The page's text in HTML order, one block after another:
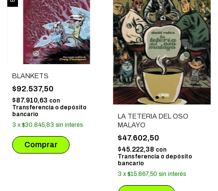
BLANKETS
$92.537,50
$87.910,63 con
Transferencia o depósito
bancario
3 x $30.845,83 sin interés
LA TETERIA DEL OSO
MALAYO
$47.602,50
$45.222,38 con
Transferencia o depósito
bancario
3 x $15.867,50 sin interés